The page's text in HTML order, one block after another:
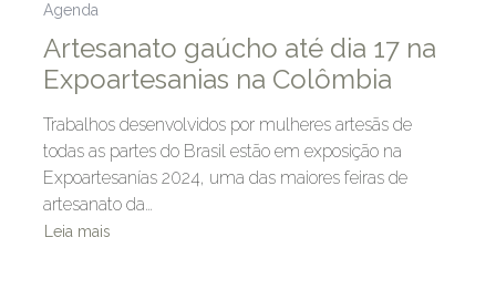
Agenda
Artesanato gaúcho até dia 17 na
Expoartesanias na Colômbia
Trabalhos desenvolvidos por mulheres artesãs de
todas as partes do Brasil estão em exposição na
Expoartesanías 2024, uma das maiores feiras de
artesanato da…
Leia mais